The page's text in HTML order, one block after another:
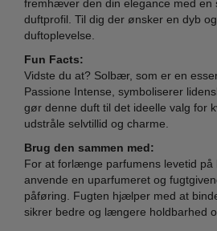
fremhæver den din elegance med en
duftprofil. Til dig der ønsker en dyb
duftoplevelse.
Fun Facts:
Vidste du at? Solbær, som er en
Passione Intense, symboliserer
gør denne duft til det ideelle valg for
udstråle selvtillid og charme.
Brug den sammen med:
For at forlænge parfumens levetid på
anvende en uparfumeret og
påføring. Fugten hjælper med at
sikrer bedre og længere holdbarhed